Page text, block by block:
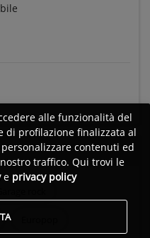
alle funzionalità del
di profilazione finalizzata al
contenuti ed
traffico. Qui trovi le
e privacy policy